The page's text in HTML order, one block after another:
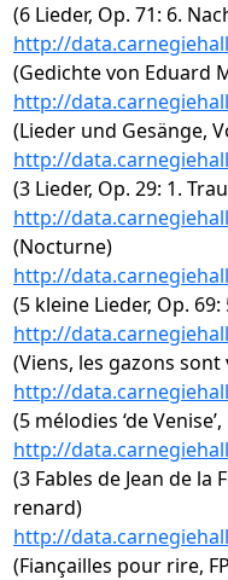
(6 Lieder, Op. 71: 6.
http://
(Gedichte von Eduard
http://
(Lieder und Gesänge,
http://
(3 Lieder, Op. 29: 1.
http://
(Nocturne)
http://
(5 kleine Lieder, Op.
http://
(Viens, les gazons sont
http://
(5 mélodies ‘de
http://
(3 Fables de Jean de la
renard)
http://
(Fiançailles pour rire,